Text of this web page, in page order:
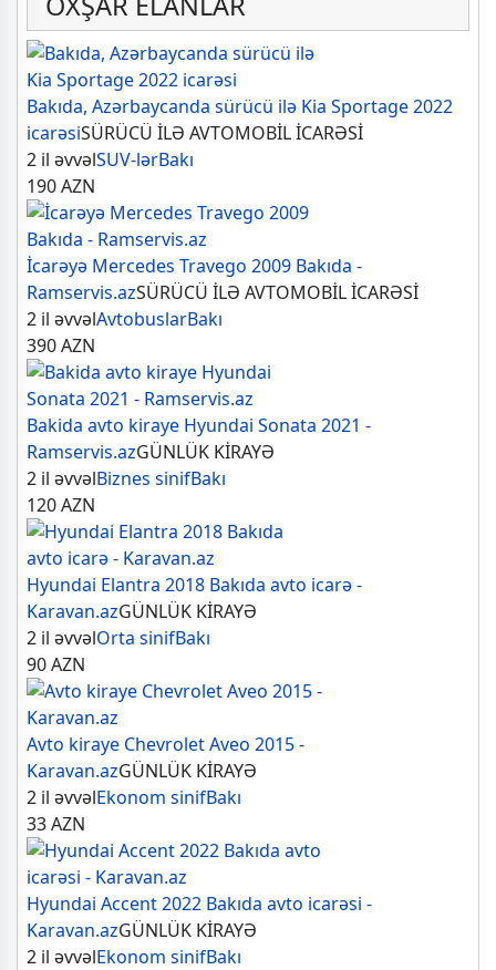
Bakıda, Azərbaycanda sürücü ilə Kia Sportage 2022
icarəsiSÜRÜCÜ İLƏ AVTOMOBİL İCARƏSİ
2 il əvvəlSUV-lərBakı
190AZN
İcarəyə Mercedes Travego 2009 Bakıda -
Ramservis.azSÜRÜCÜ İLƏ AVTOMOBİL İCARƏSİ
2 il əvvəlAvtobuslarBakı
390AZN
Bakida avto kiraye Hyundai Sonata 2021 -
Ramservis.azGÜNLÜK KİRAYƏ
2 il əvvəlBiznes sinifBakı
120AZN
Hyundai Elantra 2018 Bakıda avto icarə -
Karavan.azGÜNLÜK KİRAYƏ
2 il əvvəlOrta sinifBakı
90AZN
Avto kiraye Chevrolet Aveo 2015 -
Karavan.azGÜNLÜK KİRAYƏ
2 il əvvəlEkonom sinifBakı
33AZN
Hyundai Accent 2022 Bakıda avto icarəsi -
Karavan.azGÜNLÜK KİRAYƏ
2 il əvvəlEkonom sinifBakı